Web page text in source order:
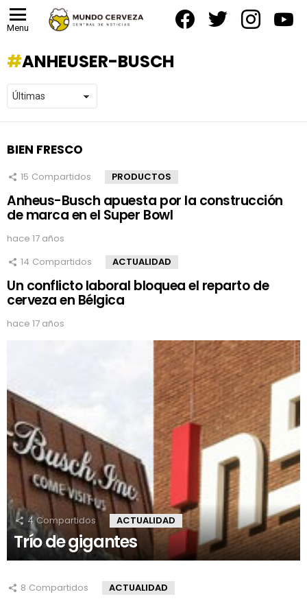
Menu
ANHEUSER-BUSCH
BIEN FRESCO
15 Compartidos PRODUCTOS
Anheus-Busch apuesta por la construcción
de marca en el Super Bowl
hace 17 años
14 Compartidos ACTUALIDAD
Un conflicto laboral bloquea el reparto de
cerveza en Bélgica
hace 17 años
4 Compartidos ACTUALIDAD
Trío de gigantes
8 Compartidos ACTUALIDAD